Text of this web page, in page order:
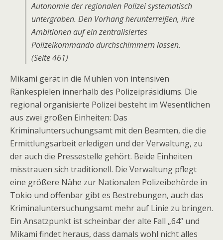
Autonomie der regionalen Polizei systematisch
untergraben. Den Vorhang herunterreißen, ihre
Ambitionen auf ein zentralisiertes
Polizeikommando durchschimmern lassen.
(Seite 461)
Mikami gerät in die Mühlen von intensiven
Ränkespielen innerhalb des Polizeipräsidiums. Die
regional organisierte Polizei besteht im Wesentlichen
aus zwei großen Einheiten: Das
Kriminaluntersuchungsamt mit den Beamten, die die
Ermittlungsarbeit erledigen und der Verwaltung, zu
der auch die Pressestelle gehört. Beide Einheiten
misstrauen sich traditionell. Die Verwaltung pflegt
eine größere Nähe zur Nationalen Polizeibehörde in
Tokio und offenbar gibt es Bestrebungen, auch das
Kriminaluntersuchungsamt mehr auf Linie zu bringen.
Ein Ansatzpunkt ist scheinbar der alte Fall „64“ und
Mikami findet heraus, dass damals wohl nicht alles